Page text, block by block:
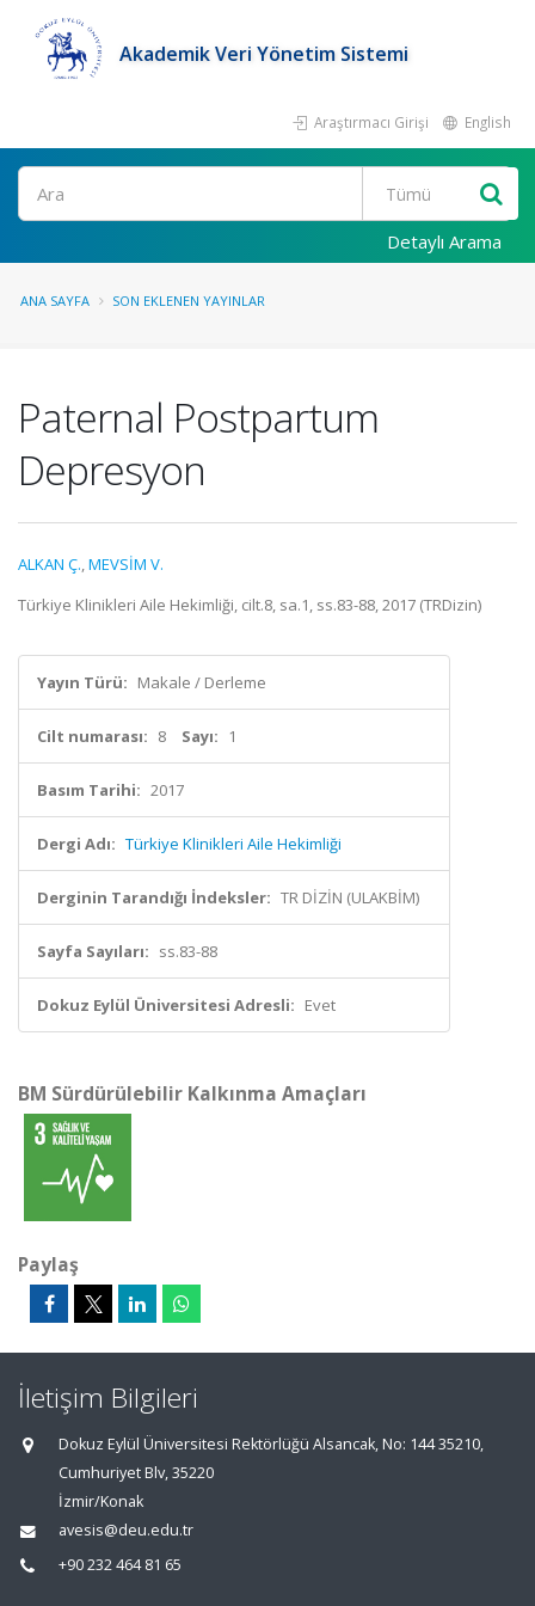
Akademik Veri Yönetim Sistemi
Araştırmacı Girişi English
Ara
Detaylı Arama
ANA SAYFA SON EKLENEN YAYINLAR
Paternal Postpartum
Depresyon
ALKAN Ç.,MEVSİM V.
Türkiye Klinikleri Aile Hekimliği, cilt.8, sa.1, ss.83-88, 2017 (TRDizin)
Yayın Türü: Makale / Derleme
Cilt numarası: 8 Sayı: 1
Basım Tarihi: 2017
Dergi Adı: Türkiye Klinikleri Aile Hekimliği
Derginin Tarandığı İndeksler: TR DİZİN (ULAKBİM)
Sayfa Sayıları: ss.83-88
Dokuz Eylül Üniversitesi Adresli: Evet
BM Sürdürülebilir Kalkınma Amaçları
Paylaş
İletişim Bilgileri
Dokuz Eylül Üniversitesi Rektörlüğü Alsancak, No: 144 35210,
Cumhuriyet Blv, 35220
İzmir/Konak
avesis@deu.edu.tr
+90 232 464 81 65